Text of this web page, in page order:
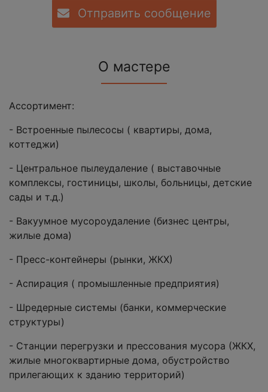
Отправить сообщение
О мастере
Ассортимент:
- Встроенные пылесосы ( квартиры, дома,
коттеджи)
- Центральное пылеудаление ( выставочные
комплексы, гостиницы, школы, больницы, детские
сады и т.д.)
- Вакуумное мусороудаление (бизнес центры,
жилые дома)
- Пресс-контейнеры (рынки, ЖКХ)
- Аспирация ( промышленные предприятия)
- Шредерные системы (банки, коммерческие
структуры)
- Станции перегрузки и прессования мусора (ЖКХ,
жилые многоквартирные дома, обустройство
прилегающих к зданию территорий)